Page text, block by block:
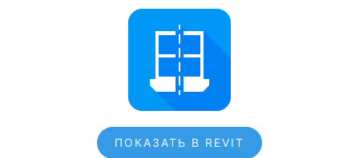
ПОКАЗАТЬ В REVIT